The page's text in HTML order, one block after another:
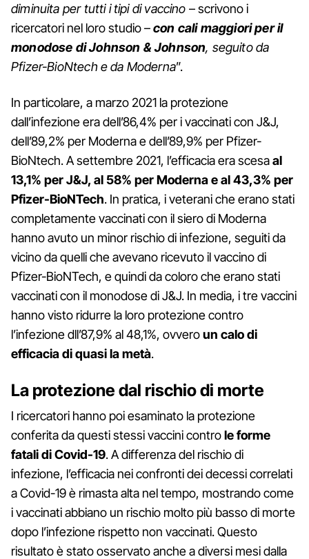
diminuita per tutti i tipi di vaccino – scrivono i
ricercatori nel loro studio –con cali maggiori per il
monodose di Johnson &Johnson, seguito da
Pfizer-BioNtech e da Moderna”.
In particolare, a marzo 2021 la protezione
dall’infezione era dell’86,4% per i vaccinati con J&J,
dell’89,2% per Moderna e dell’89,9% per Pfizer-
BioNtech. A settembre 2021, l’efficacia era scesaal
13,1% per J&J, al 58% per Moderna e al 43,3% per
Pfizer-BioNTech. In pratica, i veterani che erano stati
completamente vaccinati con il siero di Moderna
hanno avuto un minor rischio di infezione, seguiti da
vicino da quelli che avevano ricevuto il vaccino di
Pfizer-BioNTech, e quindi da coloro che erano stati
vaccinati con il monodose di J&J. In media, i tre vaccini
hanno visto ridurre la loro protezione contro
l’infezione dll’87,9% al 48,1%, ovveroun calo di
efficacia di quasi la metà.
La protezione dal rischio di morte
I ricercatori hanno poi esaminato la protezione
conferita da questi stessi vaccini controle forme
fatali di Covid-19. A differenza del rischio di
infezione, l’efficacia nei confronti dei decessi correlati
a Covid-19 è rimasta alta nel tempo, mostrando come
i vaccinati abbiano un rischio molto più basso di morte
dopo l’infezione rispetto non vaccinati. Questo
risultato è stato osservato anche a diversi mesi dalla